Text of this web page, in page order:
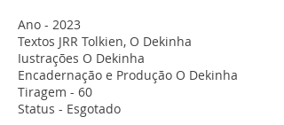
Ano - 2023
Textos JRR Tolkien, O Dekinha
Iustrações O Dekinha
Encadernação e Produção O Dekinha
Tiragem - 60
Status - Esgotado